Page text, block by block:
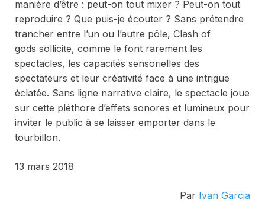
manière d’être : peut-on tout mixer ? Peut-on tout
reproduire ? Que puis-je écouter ? Sans prétendre
trancher entre l’un ou l’autre pôle, Clash of
gods sollicite, comme le font rarement les
spectacles, les capacités sensorielles des
spectateurs et leur créativité face à une intrigue
éclatée. Sans ligne narrative claire, le spectacle joue
sur cette pléthore d’effets sonores et lumineux pour
inviter le public à se laisser emporter dans le
tourbillon.
13 mars 2018
Par Ivan Garcia